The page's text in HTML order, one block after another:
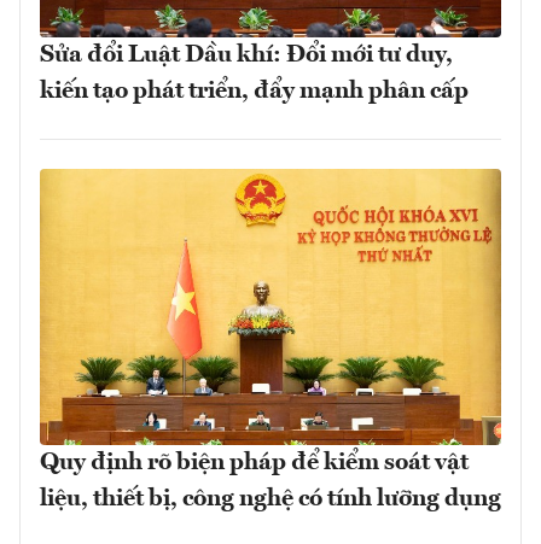
Sửa đổi Luật Dầu khí: Đổi mới tư duy,
kiến tạo phát triển, đẩy mạnh phân cấp
Quy định rõ biện pháp để kiểm soát vật
liệu, thiết bị, công nghệ có tính lưỡng dụng